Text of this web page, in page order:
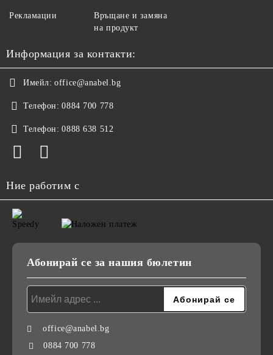
Рекламации
Връщане и замяна
на продукт
Информация за контакти:
Имейл: office@anabel.bg
Телефон: 0884 700 778
Телефон: 0888 638 512
Ние работим с
Абонирай се за нашия бюлетин
office@anabel.bg
0884 700 778